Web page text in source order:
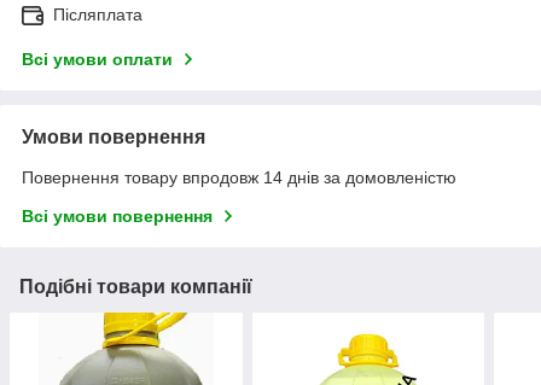
Післяплата
Всі умови оплати
Умови повернення
Повернення товару впродовж 14 днів за домовленістю
Всі умови повернення
Подібні товари компанії